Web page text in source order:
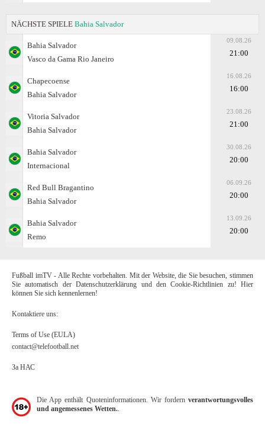
NÄCHSTE SPIELE Bahia Salvador
Bahia Salvador
Vasco da Gama Rio Janeiro
09.08.26
21:00
Chapecoense
Bahia Salvador
16.08.26
16:00
Vitoria Salvador
Bahia Salvador
23.08.26
21:00
Bahia Salvador
Internacional
30.08.26
20:00
Red Bull Bragantino
Bahia Salvador
06.09.26
20:00
Bahia Salvador
Remo
13.09.26
20:00
Fußball imTV - Alle Rechte vorbehalten. Mit der Website, die Sie besuchen, stimmen
Sie automatisch der Datenschutzerklärung und den Cookie-Richtlinien zu! Hier
können Sie sich kennenlernen!
Kontaktiere uns:
Terms of Use (EULA)
contact@telefootball.net
За НАС
Die App enthält Quoteninformationen. Wir fordern verantwortungsvolles
und angemessenes Wetten.